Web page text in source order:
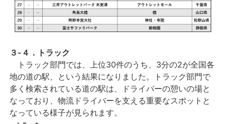
３-４．トラック
トラック部門では、上位30件のうち、 3分の2が全国各
地の道の駅、という結果になりました。トラック部門で
多く検索されている道の駅は、ドライバーの憩いの場と
なっており、物流ドライバーを支える重要なスポットと
なっている様子が見られます。